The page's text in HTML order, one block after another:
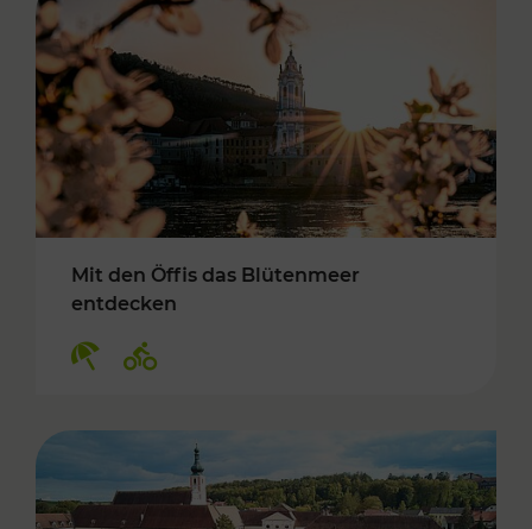
Mit den Öffis das Blütenmeer
entdecken